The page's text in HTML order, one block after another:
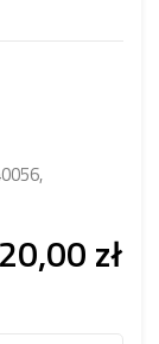
20,00 zł